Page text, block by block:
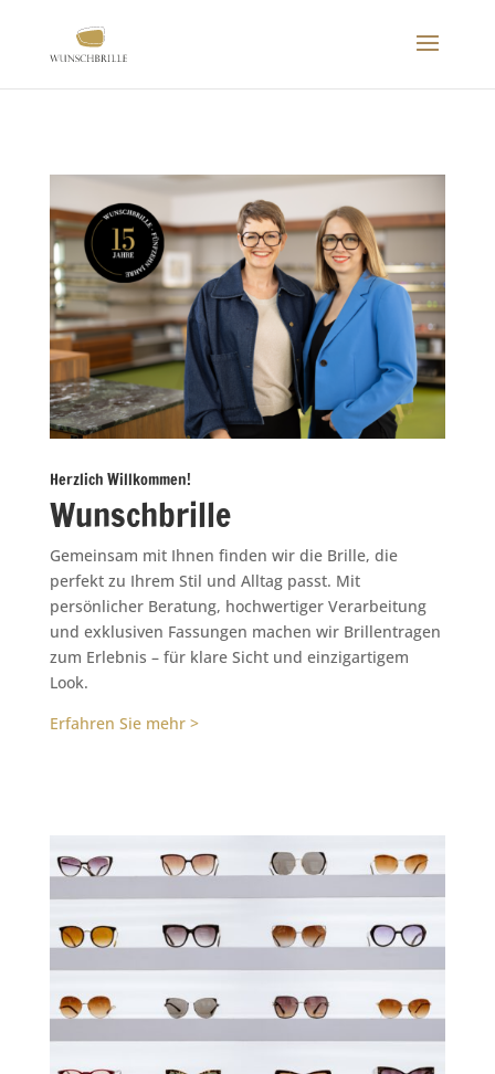
Herzlich Willkommen!
Wunschbrille
Gemeinsam mit Ihnen finden wir die Brille, die
perfekt zu Ihrem Stil und Alltag passt. Mit
persönlicher Beratung, hochwertiger Verarbeitung
und exklusiven Fassungen machen wir Brillentragen
zum Erlebnis – für klare Sicht und einzigartigem
Look.
Erfahren Sie mehr >